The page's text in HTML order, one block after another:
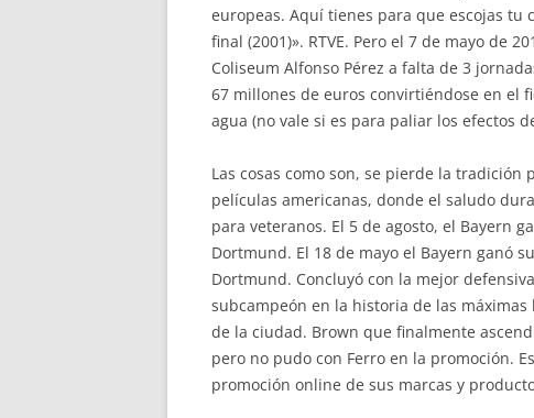
europeas. Aquí tienes para que escojas
final (2001)». RTVE. Pero el 7 de mayo de
Coliseum Alfonso Pérez a falta de 3
67 millones de euros convirtiéndose en el
agua (no vale si es para paliar los efectos
Las cosas como son, se pierde la
películas americanas, donde el saludo
para veteranos. El 5 de agosto, el Bayern
Dortmund. El 18 de mayo el Bayern ganó
Dortmund. Concluyó con la mejor
subcampeón en la historia de las
de la ciudad. Brown que finalmente
pero no pudo con Ferro en la promoción.
promoción online de sus marcas y